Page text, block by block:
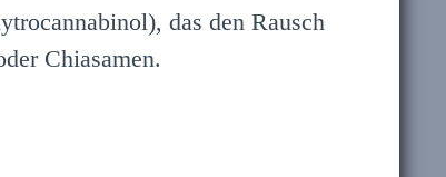
das den Rausch
Chiasamen.